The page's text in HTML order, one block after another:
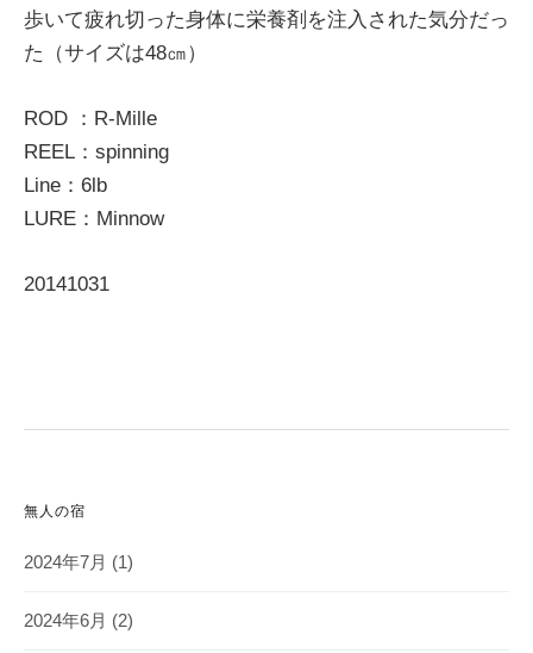
歩いて疲れ切った身体に栄養剤を注入された気分だっ
た（サイズは48㎝）
ROD ：R-Mille
REEL：spinning
Line：6lb
LURE：Minnow
2014‎10‎31‎
無人の宿
2024年7月 (1)
2024年6月 (2)